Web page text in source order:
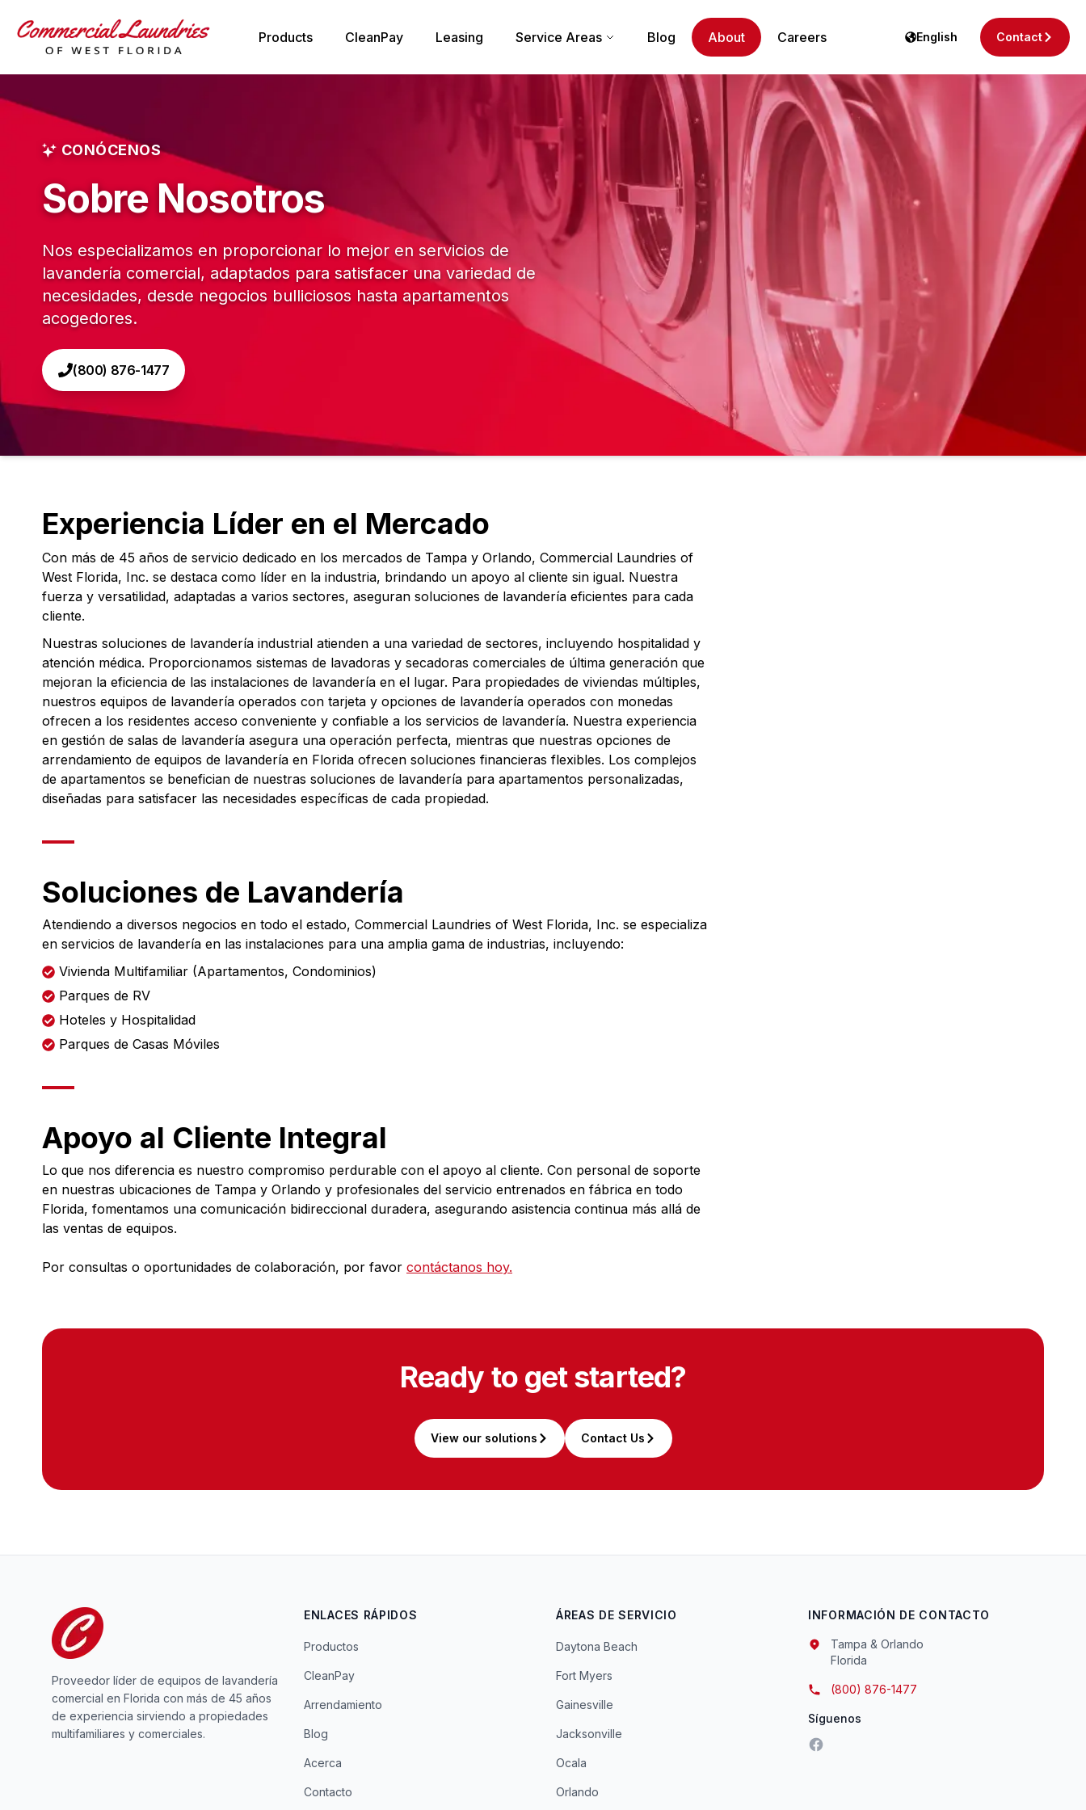
Products CleanPay Leasing Service Areas Blog About Careers English Contact
CONÓCENOS
Sobre Nosotros
Nos especializamos en proporcionar lo mejor en servicios de
lavandería comercial, adaptados para satisfacer una variedad de
necesidades, desde negocios bulliciosos hasta apartamentos
acogedores.
(800) 876-1477
Experiencia Líder en el Mercado
Con más de 45 años de servicio dedicado en los mercados de Tampa y Orlando, Commercial Laundries of
West Florida, Inc. se destaca como líder en la industria, brindando un apoyo al cliente sin igual. Nuestra
fuerza y versatilidad, adaptadas a varios sectores, aseguran soluciones de lavandería eficientes para cada
cliente.
Nuestras soluciones de lavandería industrial atienden a una variedad de sectores, incluyendo hospitalidad y
atención médica. Proporcionamos sistemas de lavadoras y secadoras comerciales de última generación que
mejoran la eficiencia de las instalaciones de lavandería en el lugar. Para propiedades de viviendas múltiples,
nuestros equipos de lavandería operados con tarjeta y opciones de lavandería operados con monedas
ofrecen a los residentes acceso conveniente y confiable a los servicios de lavandería. Nuestra experiencia
en gestión de salas de lavandería asegura una operación perfecta, mientras que nuestras opciones de
arrendamiento de equipos de lavandería en Florida ofrecen soluciones financieras flexibles. Los complejos
de apartamentos se benefician de nuestras soluciones de lavandería para apartamentos personalizadas,
diseñadas para satisfacer las necesidades específicas de cada propiedad.
Soluciones de Lavandería
Atendiendo a diversos negocios en todo el estado, Commercial Laundries of West Florida, Inc. se especializa
en servicios de lavandería en las instalaciones para una amplia gama de industrias, incluyendo:
Vivienda Multifamiliar (Apartamentos, Condominios)
Parques de RV
Hoteles y Hospitalidad
Parques de Casas Móviles
Apoyo al Cliente Integral
Lo que nos diferencia es nuestro compromiso perdurable con el apoyo al cliente. Con personal de soporte
en nuestras ubicaciones de Tampa y Orlando y profesionales del servicio entrenados en fábrica en todo
Florida, fomentamos una comunicación bidireccional duradera, asegurando asistencia continua más allá de
las ventas de equipos.
Por consultas o oportunidades de colaboración, por favor contáctanos hoy.
Ready to get started?
View our solutions Contact Us
Proveedor líder de equipos de lavandería
comercial en Florida con más de 45 años
de experiencia sirviendo a propiedades
multifamiliares y comerciales.
ENLACES RÁPIDOS
Productos
CleanPay
Arrendamiento
Blog
Acerca
Contacto
ÁREAS DE SERVICIO
Daytona Beach
Fort Myers
Gainesville
Jacksonville
Ocala
Orlando
INFORMACIÓN DE CONTACTO
Tampa & Orlando
Florida
(800) 876-1477
Síguenos
Facebook